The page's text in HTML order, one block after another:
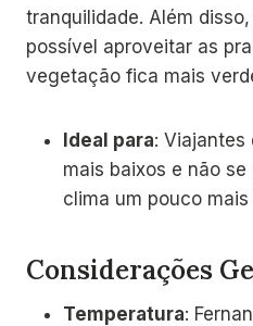
tranquilidade. Além
possível aproveitar as
vegetação fica mais
Ideal para: Viajantes
mais baixos e não
clima um pouco mais
Considerações
Temperatura: